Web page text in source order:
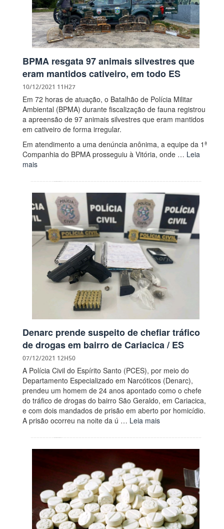
BPMA resgata 97 animais silvestres que
eram mantidos cativeiro, em todo ES
10/12/2021 11H27
Em 72 horas de atuação, o Batalhão de Polícia Militar
Ambiental (BPMA) durante fiscalização de fauna registrou
a apreensão de 97 animais silvestres que eram mantidos
em cativeiro de forma irregular.
Em atendimento a uma denúncia anônima, a equipe da 1ª
Companhia do BPMA prosseguiu à Vitória, onde … Leia
mais
Denarc prende suspeito de chefiar tráfico
de drogas em bairro de Cariacica / ES
07/12/2021 12H50
A Polícia Civil do Espírito Santo (PCES), por meio do
Departamento Especializado em Narcóticos (Denarc),
prendeu um homem de 24 anos apontado como o chefe
do tráfico de drogas do bairro São Geraldo, em Cariacica,
e com dois mandados de prisão em aberto por homicídio.
A prisão ocorreu na noite da ú … Leia mais